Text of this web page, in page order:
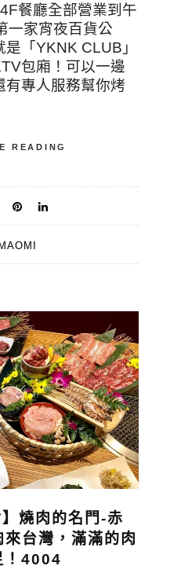
餐廳全部營業到午
一家宵夜百貨公
「YKNK CLUB」
包廂！可以一邊
有專人服務幫你烤
READING
MAOMI
】燒肉的名門-赤
台灣，滿滿的肉
！4004